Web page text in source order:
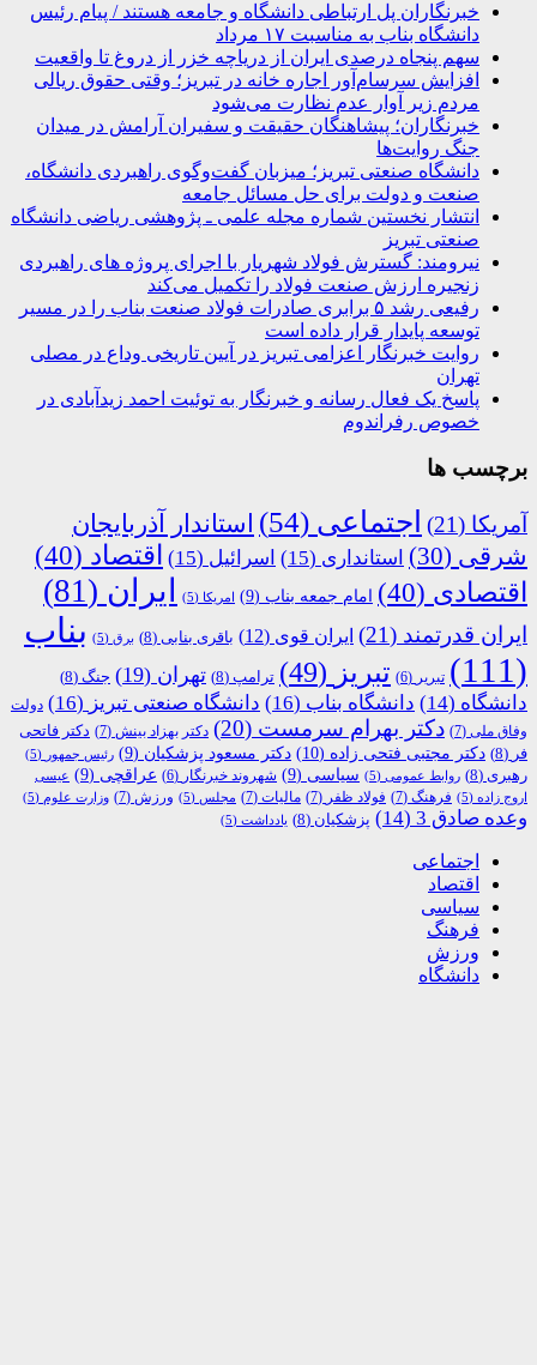
خبرنگاران پل ارتباطی دانشگاه و جامعه هستند / پیام رئیس
دانشگاه بناب به مناسبت ۱۷ مرداد
سهم پنجاه درصدی ایران از دریاچه خزر از دروغ تا واقعیت
افزایش سرسام‌آور اجاره خانه در تبریز؛ وقتی حقوق ریالی
مردم زیر آوار عدم نظارت می‌شود
خبرنگاران؛ پیشاهنگان حقیقت و سفیران آرامش در میدان
جنگ روایت‌ها
دانشگاه صنعتی تبریز؛ میزبان گفت‌وگوی راهبردی دانشگاه،
صنعت و دولت برای حل مسائل جامعه
انتشار نخستین شماره مجله علمی ـ پژوهشی ریاضی دانشگاه
صنعتی تبریز
نیرومند: گسترش فولاد شهریار با اجرای پروژه های راهبردی
زنجیره ارزش صنعت فولاد را تکمیل می‌کند
رفیعی رشد ۵ برابری صادرات فولاد صنعت بناب را در مسیر
توسعه پایدار قرار داده است
روایت خبرنگار اعزامی تبریز در آیین تاریخی وداع در مصلی
تهران
پاسخ یک فعال رسانه و خبرنگار به توئیت احمد زیدآبادی در
خصوص رفراندوم
برچسب ها
آمریکا (21) اجتماعی (54)
استاندار آذربایجان
شرقی (30) استانداری (15) اسرائیل (15) اقتصاد (40)
اقتصادی (40) امام جمعه بناب (9) امریکا (5) ایران (81)
ایران قدرتمند (21) ایران قوی (12) باقری بنابی (8) برق (5)
بناب
(111)
تبریر (6) تبریز (49) ترامپ (8) تهران (19) جنگ (8)
دانشگاه (14) دانشگاه بناب (16) دانشگاه صنعتی تبریز (16)
دولت
وفاق ملی (7) دکتر بهرام سرمست (20) دکتر بهزاد بینش (7)
دکتر فاتحی
فر (8) دکتر مجتبی فتحی زاده (10) دکتر مسعود پزشکیان (9) رئیس جمهور (5)
رهبری (8) روابط عمومی (5) سیاسی (9) شهروند خبرنگار (6) عراقچی (9)
عیسی
اروج زاده (5) فرهنگ (7) فولاد ظفر (7) مالیات (7) مجلس (5) ورزش (7) وزارت علوم (5)
وعده صادق 3 (14) پزشکیان (8) یادداشت (5)
اجتماعی
اقتصاد
سیاسی
فرهنگ
ورزش
دانشگاه